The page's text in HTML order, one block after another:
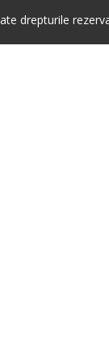
drepturile